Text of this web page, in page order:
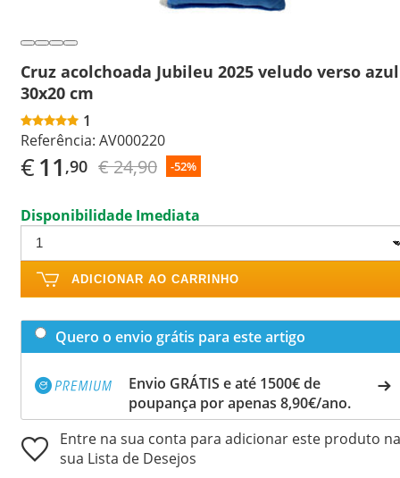
Cruz acolchoada Jubileu 2025 veludo verso azul
30x20 cm
1
Referência: AV000220
€11 ,90 € 24,90 -52%
Disponibilidade Imediata
ADICIONAR AO CARRINHO
Quero o envio grátis para este artigo
Envio GRÁTIS e até 1500€ de
poupança por apenas 8,90€/ano.
Entre na sua conta para adicionar este produto na
sua Lista de Desejos